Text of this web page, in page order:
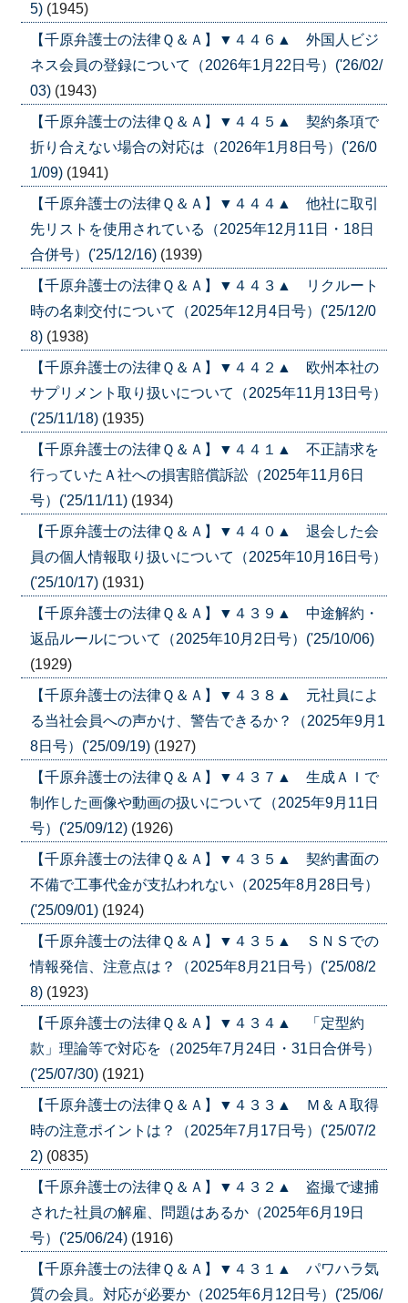
5) (1945)
【千原弁護士の法律Ｑ＆Ａ】▼４４６▲ 外国人ビジ
ネス会員の登録について（2026年1月22日号）('26/02/
03) (1943)
【千原弁護士の法律Ｑ＆Ａ】▼４４５▲ 契約条項で
折り合えない場合の対応は（2026年1月8日号）('26/0
1/09) (1941)
【千原弁護士の法律Ｑ＆Ａ】▼４４４▲ 他社に取引
先リストを使用されている（2025年12月11日・18日
合併号）('25/12/16) (1939)
【千原弁護士の法律Ｑ＆Ａ】▼４４３▲ リクルート
時の名刺交付について（2025年12月4日号）('25/12/0
8) (1938)
【千原弁護士の法律Ｑ＆Ａ】▼４４２▲ 欧州本社の
サプリメント取り扱いについて（2025年11月13日号）
('25/11/18) (1935)
【千原弁護士の法律Ｑ＆Ａ】▼４４１▲ 不正請求を
行っていたＡ社への損害賠償訴訟（2025年11月6日
号）('25/11/11) (1934)
【千原弁護士の法律Ｑ＆Ａ】▼４４０▲ 退会した会
員の個人情報取り扱いについて（2025年10月16日号）
('25/10/17) (1931)
【千原弁護士の法律Ｑ＆Ａ】▼４３９▲ 中途解約・
返品ルールについて（2025年10月2日号）('25/10/06)
(1929)
【千原弁護士の法律Ｑ＆Ａ】▼４３８▲ 元社員によ
る当社会員への声かけ、警告できるか？（2025年9月1
8日号）('25/09/19) (1927)
【千原弁護士の法律Ｑ＆Ａ】▼４３７▲ 生成ＡＩで
制作した画像や動画の扱いについて（2025年9月11日
号）('25/09/12) (1926)
【千原弁護士の法律Ｑ＆Ａ】▼４３５▲ 契約書面の
不備で工事代金が支払われない（2025年8月28日号）
('25/09/01) (1924)
【千原弁護士の法律Ｑ＆Ａ】▼４３５▲ ＳＮＳでの
情報発信、注意点は？（2025年8月21日号）('25/08/2
8) (1923)
【千原弁護士の法律Ｑ＆Ａ】▼４３４▲ 「定型約
款」理論等で対応を（2025年7月24日・31日合併号）
('25/07/30) (1921)
【千原弁護士の法律Ｑ＆Ａ】▼４３３▲ Ｍ＆Ａ取得
時の注意ポイントは？（2025年7月17日号）('25/07/2
2) (0835)
【千原弁護士の法律Ｑ＆Ａ】▼４３２▲ 盗撮で逮捕
された社員の解雇、問題はあるか（2025年6月19日
号）('25/06/24) (1916)
【千原弁護士の法律Ｑ＆Ａ】▼４３１▲ パワハラ気
質の会員。対応が必要か（2025年6月12日号）('25/06/